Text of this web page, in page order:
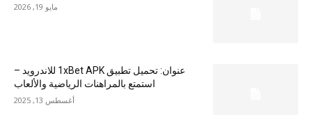
مايو 19, 2026
عنوان: تحميل تطبيق 1xBet APK للاندرويد –
استمتع بالمراهنات الرياضية والألعاب
أغسطس 13, 2025